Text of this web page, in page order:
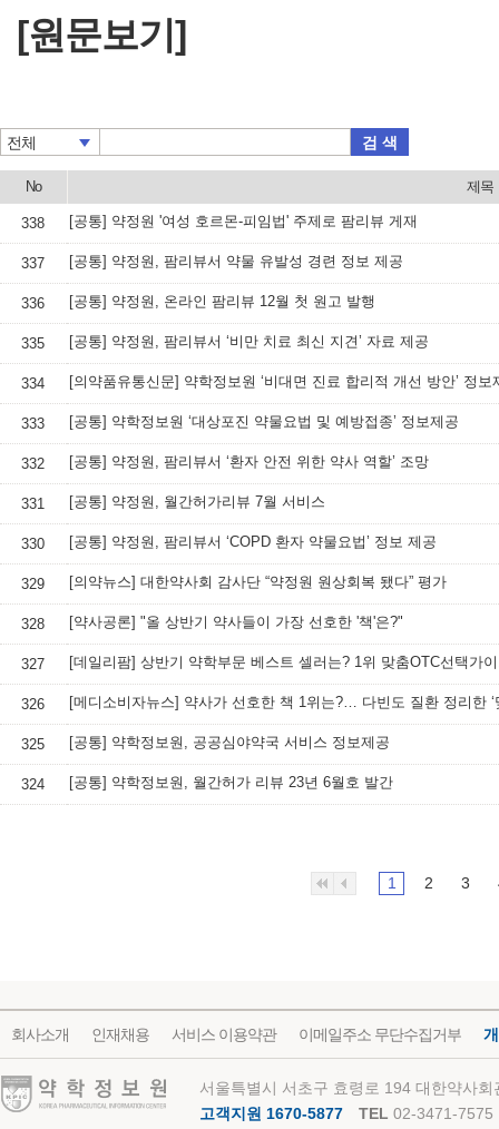
[원문보기]
전체 검 색
No 제목
338 [공통] 약정원 '여성 호르몬-피임법' 주제로 팜리뷰 게재
337 [공통] 약정원, 팜리뷰서 약물 유발성 경련 정보 제공
336 [공통] 약정원, 온라인 팜리뷰 12월 첫 원고 발행
335 [공통] 약정원, 팜리뷰서 ‘비만 치료 최신 지견’ 자료 제공
334 [의약품유통신문] 약학정보원 ‘비대면 진료 합리적 개선 방안’ 정보
333 [공통] 약학정보원 ‘대상포진 약물요법 및 예방접종’ 정보제공
332 [공통] 약정원, 팜리뷰서 ‘환자 안전 위한 약사 역할’ 조망
331 [공통] 약정원, 월간허가리뷰 7월 서비스
330 [공통] 약정원, 팜리뷰서 ‘COPD 환자 약물요법’ 정보 제공
329 [의약뉴스] 대한약사회 감사단 “약정원 원상회복 됐다” 평가
328 [약사공론] "올 상반기 약사들이 가장 선호한 '책'은?"
327 [데일리팜] 상반기 약학부문 베스트 셀러는? 1위 맞춤OTC선택가
326
325 [공통] 약학정보원, 공공심야약국 서비스 정보제공
324 [공통] 약학정보원, 월간허가 리뷰 23년 6월호 발간
1 2 3
회사소개 인재채용 서비스 이용약관 이메일주소 무단수집거부
약학정보원
서울특별시 서초구 효령로 194 대한약사
고객지원 1670-5877
TEL 02-3471-7575